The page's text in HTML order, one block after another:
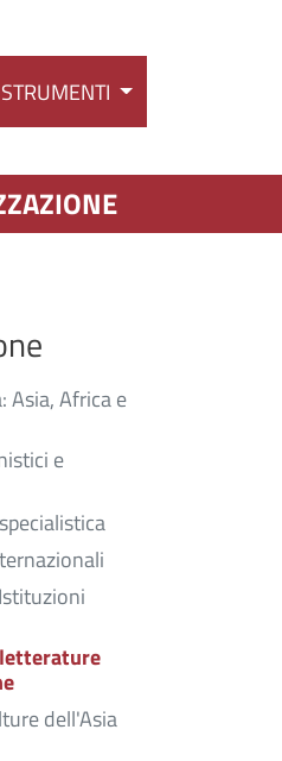
STRUMENTI
Asia, Africa e
e
dell'Asia